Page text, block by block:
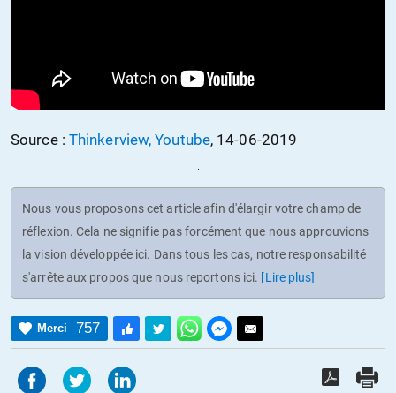
Source : Thinkerview, Youtube, 14-06-2019
Nous vous proposons cet article afin d'élargir votre champ de
réflexion. Cela ne signifie pas forcément que nous approuvions
la vision développée ici. Dans tous les cas, notre responsabilité
s'arrête aux propos que nous reportons ici. [Lire plus]
Merci 757